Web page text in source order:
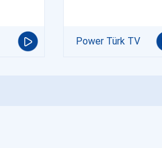
Power Türk TV